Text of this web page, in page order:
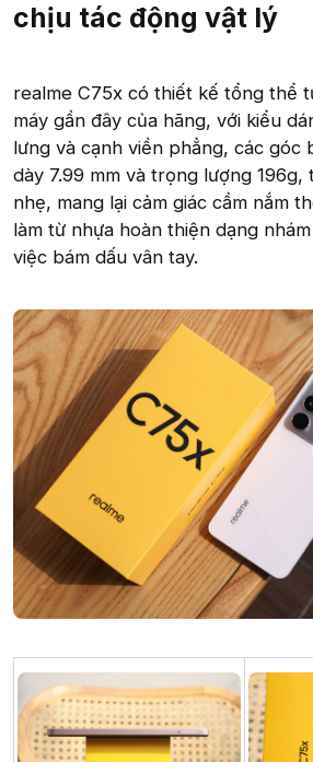
chịu tác động vật lý
realme C75x có thiết kế tổng thể
máy gần đây của hãng, với kiểu
lưng và cạnh viền phẳng, các góc
dày 7.99 mm và trọng lượng 196g,
nhẹ, mang lại cảm giác cầm nắm
làm từ nhựa hoàn thiện dạng
việc bám dấu vân tay.